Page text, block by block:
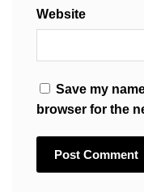
Website
Save my
browser for the